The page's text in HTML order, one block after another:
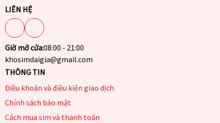
LIÊN HỆ
Giờ mở cửa:08:00 - 21:00
khosimdaigia@gmail.com
THÔNG TIN
Điều khoản và điều kiện giao dịch
Chính sách bảo mật
Cách mua sim và thanh toán